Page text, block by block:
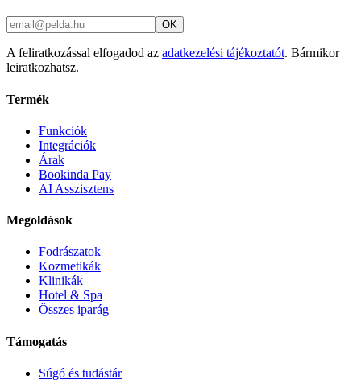
OK
A feliratkozással elfogadod az adatkezelési tájékoztatót. Bármikor
leiratkozhatsz.
Termék
Funkciók
Integrációk
Árak
Bookinda Pay
AI Asszisztens
Megoldások
Fodrászatok
Kozmetikák
Klinikák
Hotel & Spa
Összes iparág
Támogatás
Súgó és tudástár